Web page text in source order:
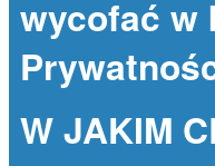
wycofać w
W JAKIM